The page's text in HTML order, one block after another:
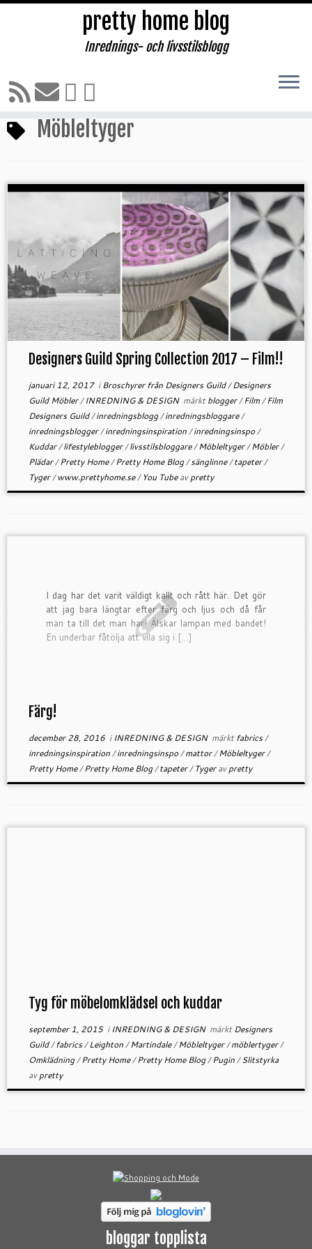
Hoppa
till
pretty home blog
Inrednings- och livsstilsblogg
Hem » Möbleltyger
Möbleltyger
Designers Guild Spring Collection 2017 – Film!!
januari 12, 2017iBroschyrer från Designers Guild/Designers
Guild Möbler/INREDNING & DESIGN märktblogger/Film/Film
Designers Guild/inredningsblogg/inredningsbloggare/
inredningsblogger/inredningsinspiration/inredningsinspo/
Kuddar/lifestyleblogger/livsstilsbloggare/Möbleltyger/Möbler/
Plädar/Pretty Home/Pretty Home Blog/sänglinne/tapeter/
Tyger/www.prettyhome.se/ You Tubeavpretty
I dag har det varit väldigt kallt och rått här. Det gör
att jag bara längtar efter färg och ljus och då får
man ta till det man har! Älskar lampan med bandet!
En underbar fåtölja att vila sig i […]
Färg!
december 28, 2016i INREDNING & DESIGN märktfabrics/
inredningsinspiration/inredningsinspo/mattor/Möbleltyger/
Pretty Home/Pretty Home Blog/tapeter/Tygeravpretty
Tyg för möbelomklädsel och kuddar
september 1, 2015i INREDNING & DESIGN märktDesigners
Guild/fabrics/Leighton/Martindale/Möbleltyger/möblertyger/
Omklädning/Pretty Home/Pretty Home Blog/Pugin/Slitstyrka
avpretty
bloggar topplista